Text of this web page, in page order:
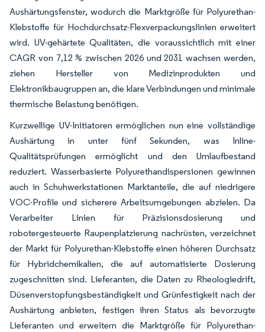
Aushärtungsfenster, wodurch die Marktgröße für Polyurethan-
Klebstoffe für Hochdurchsatz-Flexverpackungslinien erweitert
wird. UV-gehärtete Qualitäten, die voraussichtlich mit einer
CAGR von 7,12 % zwischen 2026 und 2031 wachsen werden,
ziehen Hersteller von Medizinprodukten und
Elektronikbaugruppen an, die klare Verbindungen und minimale
thermische Belastung benötigen.
Kurzwellige UV-Initiatoren ermöglichen nun eine vollständige
Aushärtung in unter fünf Sekunden, was Inline-
Qualitätsprüfungen ermöglicht und den Umlaufbestand
reduziert. Wasserbasierte Polyurethandispersionen gewinnen
auch in Schuhwerkstationen Marktanteile, die auf niedrigere
VOC-Profile und sicherere Arbeitsumgebungen abzielen. Da
Verarbeiter Linien für Präzisionsdosierung und
robotergesteuerte Raupenplatzierung nachrüsten, verzeichnet
der Markt für Polyurethan-Klebstoffe einen höheren Durchsatz
für Hybridchemikalien, die auf automatisierte Dosierung
zugeschnitten sind. Lieferanten, die Daten zu Rheologiedrift,
Düsenverstopfungsbeständigkeit und Grünfestigkeit nach der
Aushärtung anbieten, festigen ihren Status als bevorzugte
Lieferanten und erweitern die Marktgröße für Polyurethan-